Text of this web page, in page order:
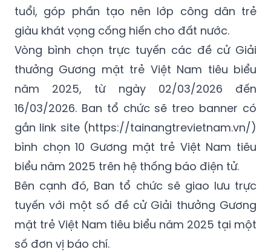
tuổi, góp phần tạo nên lớp công dân trẻ
giàu khát vọng cống hiến cho đất nước.
Vòng bình chọn trực tuyến các đề cử Giải
thưởng Gương mặt trẻ Việt Nam tiêu biểu
năm 2025, từ ngày 02/03/2026 đến
16/03/2026. Ban tổ chức sẽ treo banner có
gắn link site (https://tainangtrevietnam.vn/)
bình chọn 10 Gương mặt trẻ Việt Nam tiêu
biểu năm 2025 trên hệ thống báo điện tử.
Bên cạnh đó, Ban tổ chức sẽ giao lưu trực
tuyến với một số đề cử Giải thưởng Gương
mặt trẻ Việt Nam tiêu biểu năm 2025 tại một
số đơn vị báo chí.